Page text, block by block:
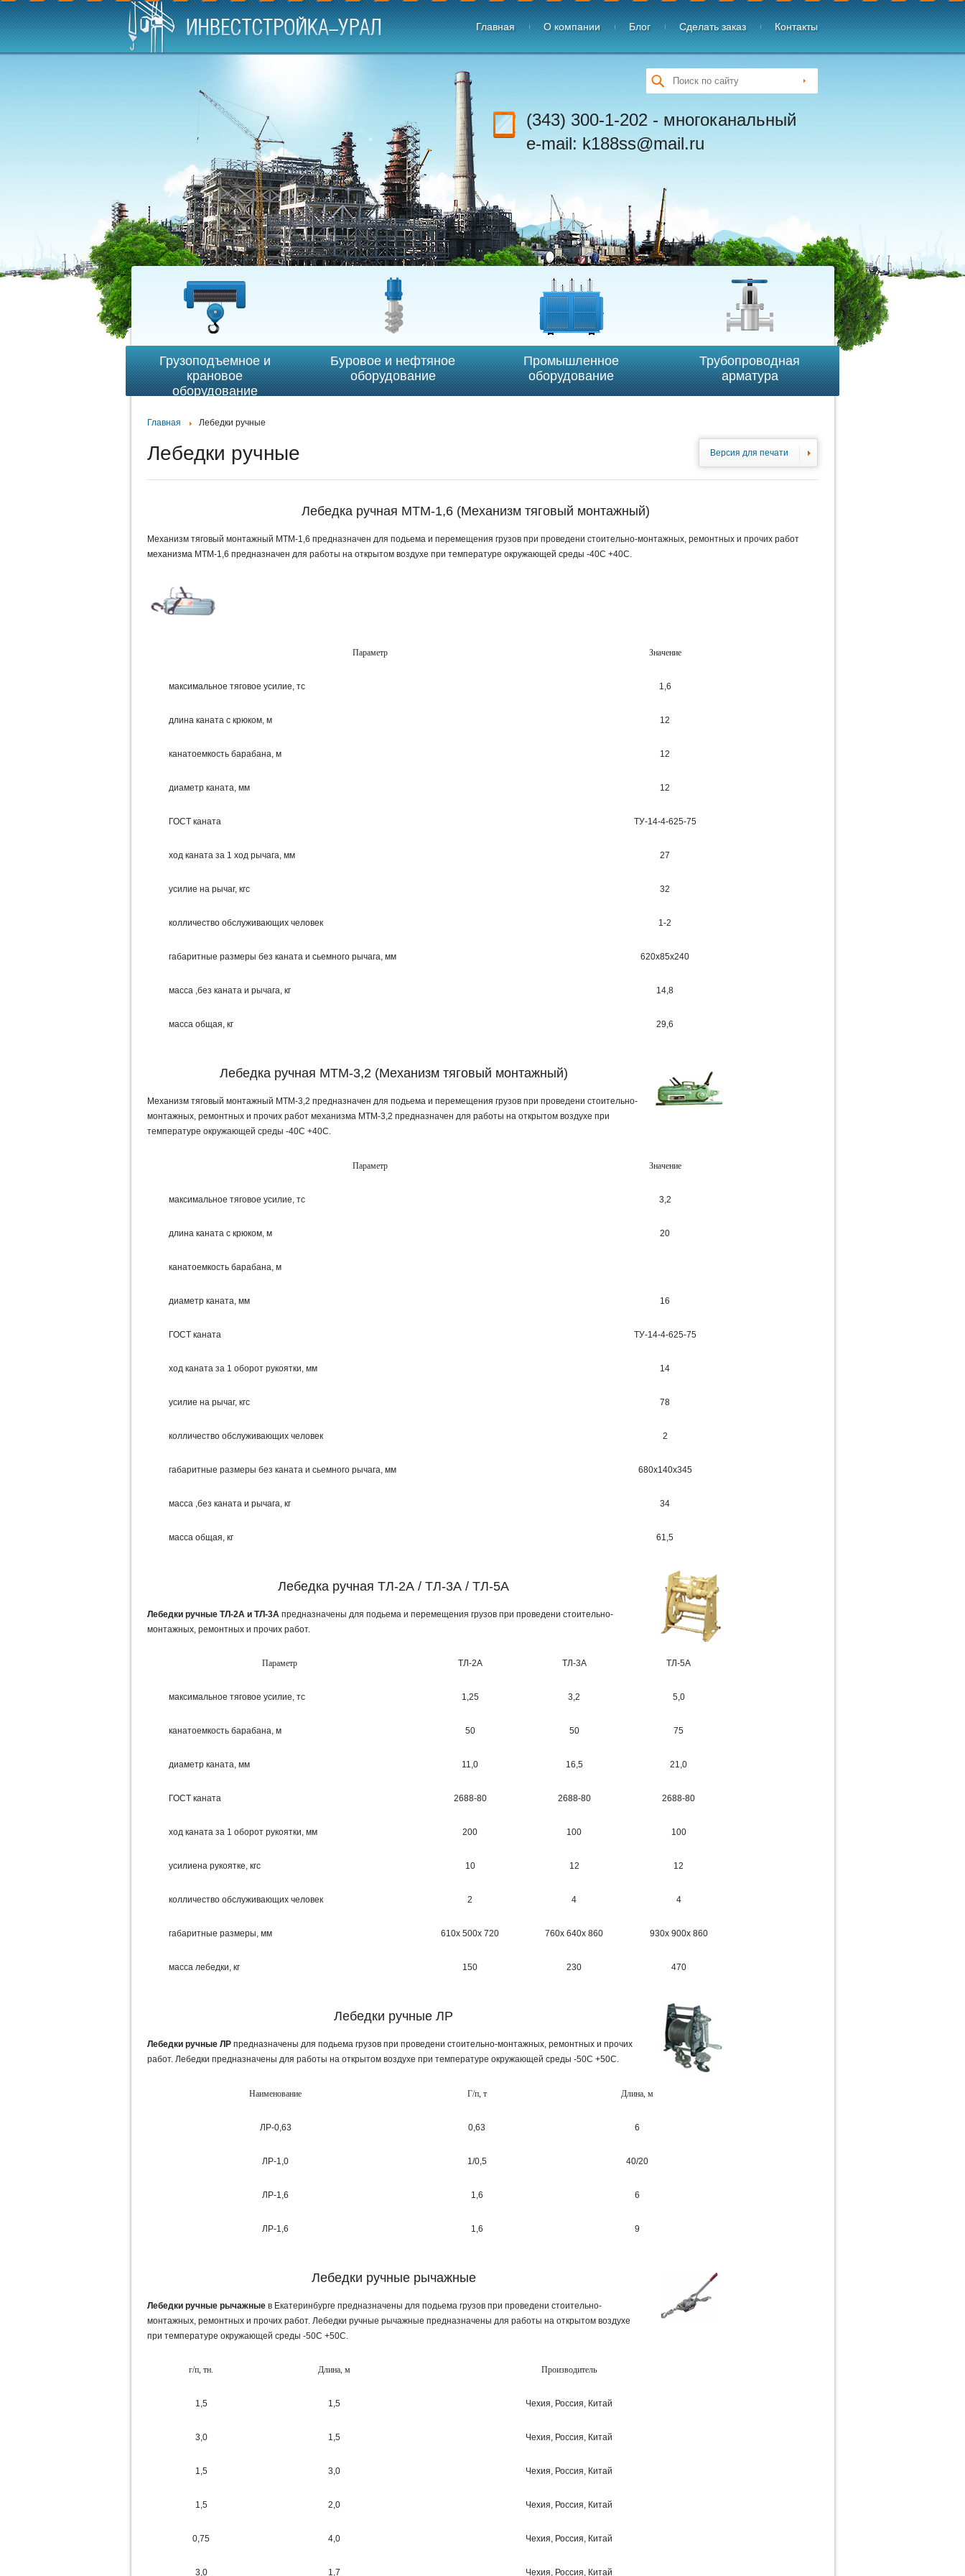
Главная О компании Блог Сделать заказ Контакты
(343) 300-1-202 - многоканальный
e-mail: k188ss@mail.ru
Грузоподъемное и
крановое
оборудование
Буровое и нефтяное
оборудование
Промышленное
оборудование
Трубопроводная
арматура
Главная Лебедки ручные
Лебедки ручные Версия для печати
Лебедка ручная МТМ-1,6 (Механизм тяговый монтажный)
Механизм тяговый монтажный МТМ-1,6 предназначен для подьема и перемещения грузов при проведени стоительно-монтажных, ремонтных и прочих работ
механизма МТМ-1,6 предназначен для работы на открытом воздухе при температуре окружающей среды -40С +40С.
Параметр Значение
максимальное тяговое усилие, тс 1,6
длина каната с крюком, м 12
канатоемкость барабана, м 12
диаметр каната, мм 12
ГОСТ каната ТУ-14-4-625-75
ход каната за 1 ход рычага, мм 27
усилие на рычаг, кгс 32
колличество обслуживающих человек 1-2
габаритные размеры без каната и сьемного рычага, мм 620х85х240
масса ,без каната и рычага, кг 14,8
масса общая, кг 29,6
Лебедка ручная МТМ-3,2 (Механизм тяговый монтажный)
Механизм тяговый монтажный МТМ-3,2 предназначен для подьема и перемещения грузов при проведени стоительно-
монтажных, ремонтных и прочих работ механизма МТМ-3,2 предназначен для работы на открытом воздухе при
температуре окружающей среды -40С +40С.
Параметр Значение
максимальное тяговое усилие, тс 3,2
длина каната с крюком, м 20
канатоемкость барабана, м
диаметр каната, мм 16
ГОСТ каната ТУ-14-4-625-75
ход каната за 1 оборот рукоятки, мм 14
усилие на рычаг, кгс 78
колличество обслуживающих человек 2
габаритные размеры без каната и сьемного рычага, мм 680х140х345
масса ,без каната и рычага, кг 34
масса общая, кг 61,5
Лебедка ручная ТЛ-2А / ТЛ-3А / ТЛ-5А
Лебедки ручные ТЛ-2А и ТЛ-3А предназначены для подьема и перемещения грузов при проведени стоительно-
монтажных, ремонтных и прочих работ.
Параметр ТЛ-2А ТЛ-3А ТЛ-5А
максимальное тяговое усилие, тс 1,25 3,2 5,0
канатоемкость барабана, м 50 50 75
диаметр каната, мм 11,0 16,5 21,0
ГОСТ каната 2688-80 2688-80 2688-80
ход каната за 1 оборот рукоятки, мм 200 100 100
усилиена рукоятке, кгс 10 12 12
колличество обслуживающих человек 2 4 4
габаритные размеры, мм 610х 500х 720 760х 640х 860 930x 900x 860
масса лебедки, кг 150 230 470
Лебедки ручные ЛР
Лебедки ручные ЛР предназначены для подьема грузов при проведени стоительно-монтажных, ремонтных и прочих
работ. Лебедки предназначены для работы на открытом воздухе при температуре окружающей среды -50С +50С.
Наименование Г/п, т Длина, м
ЛР-0,63 0,63 6
ЛР-1,0 1/0,5 40/20
ЛР-1,6 1,6 6
ЛР-1,6 1,6 9
Лебедки ручные рычажные
Лебедки ручные рычажные в Екатеринбурге предназначены для подьема грузов при проведени стоительно-
монтажных, ремонтных и прочих работ. Лебедки ручные рычажные предназначены для работы на открытом воздухе
при температуре окружающей среды -50С +50С.
г/п, тн. Длина, м Производитель
1,5 1,5 Чехия, Россия, Китай
3,0 1,5 Чехия, Россия, Китай
1,5 3,0 Чехия, Россия, Китай
1,5 2,0 Чехия, Россия, Китай
0,75 4,0 Чехия, Россия, Китай
3,0 1,7 Чехия, Россия, Китай